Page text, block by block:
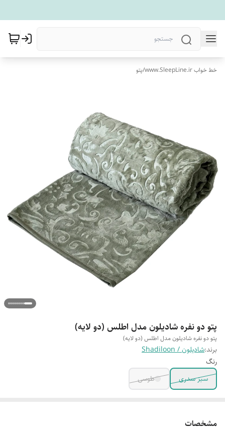
خط خواب www.SleepLine.ir /پتو
پتو دو نفره شادیلون مدل اطلس (دو لایه)
پتو دو نفره شادیلون مدل اطلس (دو لایه)
برند:شادیلون / Shadiloon
رنگ
سبز سدری
طوسی
مشخصات